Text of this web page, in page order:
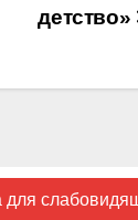
детство»
для